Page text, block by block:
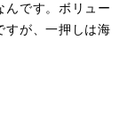
んです。ボリュー
すが、一押しは海